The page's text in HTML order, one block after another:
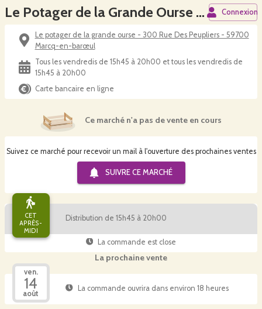
Le Potager de la Grande Ourse - drive fermier Connexion
Le potager de la grande ourse - 300 Rue Des Peupliers - 59700
Marcq-en-barœul
Tous les vendredis de 15h45 à 20h00 et tous les vendredis de
15h45 à 20h00
Carte bancaire en ligne
Suivez ce marché pour recevoir un mail à l'ouverture des prochaines ventes
SUIVRE CE MARCHÉ
Ce marché n'a pas de vente en cours
CET
APRÈS-
MIDI
Distribution de 15h45 à 20h00
La commande est close
La prochaine vente
ven.
14
août
La commande ouvrira dans environ 18 heures